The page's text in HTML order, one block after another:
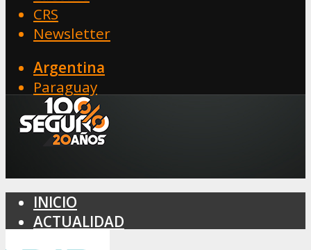
CRS
Newsletter
Argentina
Paraguay
INICIO
ACTUALIDAD